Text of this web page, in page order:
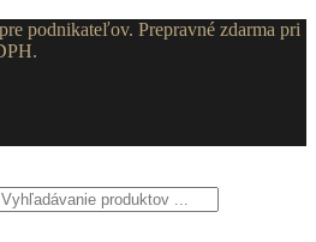
podnikateľov. Prepravné zdarma pri